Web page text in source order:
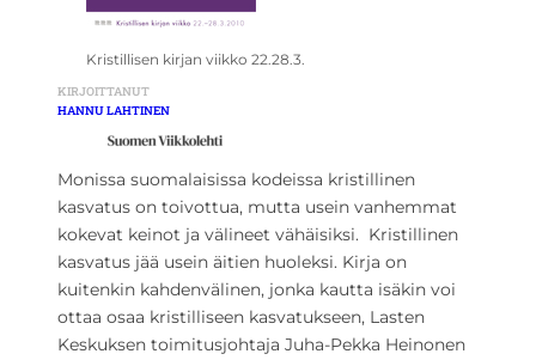
Kristillisen kirjan viikko 22.28.3.
KIRJOITTANUT
HANNU LAHTINEN
Monissa suomalaisissa kodeissa kristillinen
kasvatus on toivottua, mutta usein vanhemmat
kokevat keinot ja välineet vähäisiksi.  Kristillinen
kasvatus jää usein äitien huoleksi. Kirja on
kuitenkin kahdenvälinen, jonka kautta isäkin voi
ottaa osaa kristilliseen kasvatukseen, Lasten
Keskuksen toimitusjohtaja Juha-Pekka Heinonen